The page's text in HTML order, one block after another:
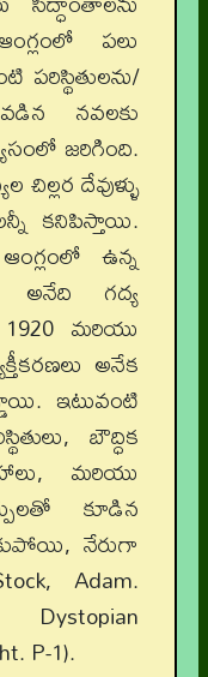
పలు
పరిస్థితులను/
నవలకు
జరిగింది.
దేవుళ్ళు
కనిపిస్తాయి.
ఉన్న
అనేది గద్య
మరియు
అనేక
ఇటువంటి
బౌద్ధిక
మరియు
కూడిన
నేరుగా
Adam.
Dystopian
P-1).